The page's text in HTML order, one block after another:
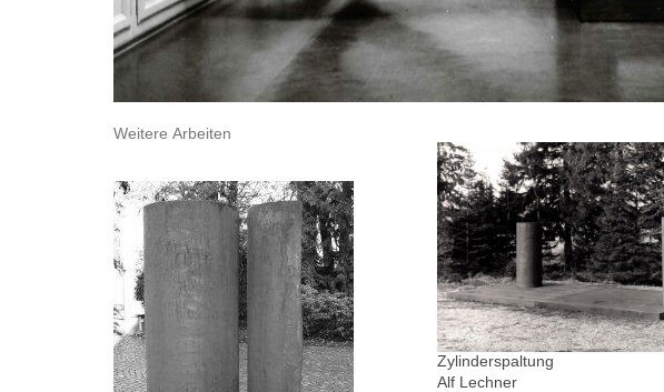
Weitere Arbeiten
Zylinderspaltung
Alf Lechner